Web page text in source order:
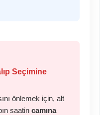
Seçimine
önlemek için, alt
saatin camına